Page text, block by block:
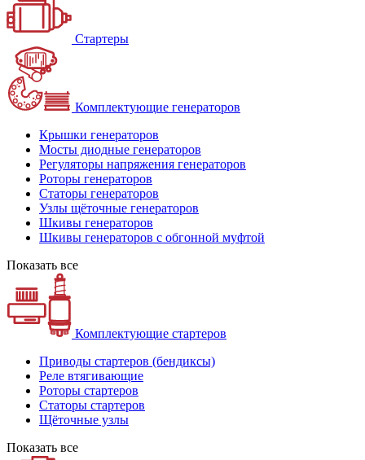
Стартеры
Комплектующие генераторов
Крышки генераторов
Мосты диодные генераторов
Регуляторы напряжения генераторов
Роторы генераторов
Статоры генераторов
Узлы щёточные генераторов
Шкивы генераторов
Шкивы генераторов с обгонной муфтой
Показать все
Комплектующие стартеров
Приводы стартеров (бендиксы)
Реле втягивающие
Роторы стартеров
Статоры стартеров
Щёточные узлы
Показать все